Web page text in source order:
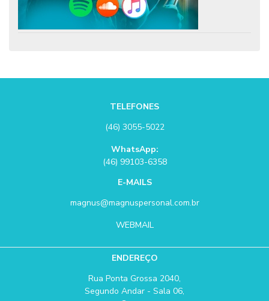
TELEFONES
(46) 3055-5022
WhatsApp:
(46) 99103-6358
E-MAILS
magnus@magnuspersonal.com.br
WEBMAIL
ENDEREÇO
Rua Ponta Grossa 2040,
Segundo Andar - Sala 06,